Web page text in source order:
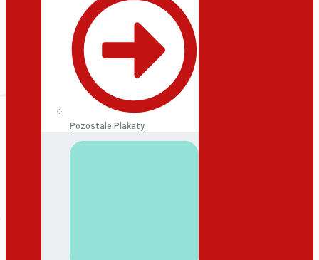
Pozostałe Plakaty